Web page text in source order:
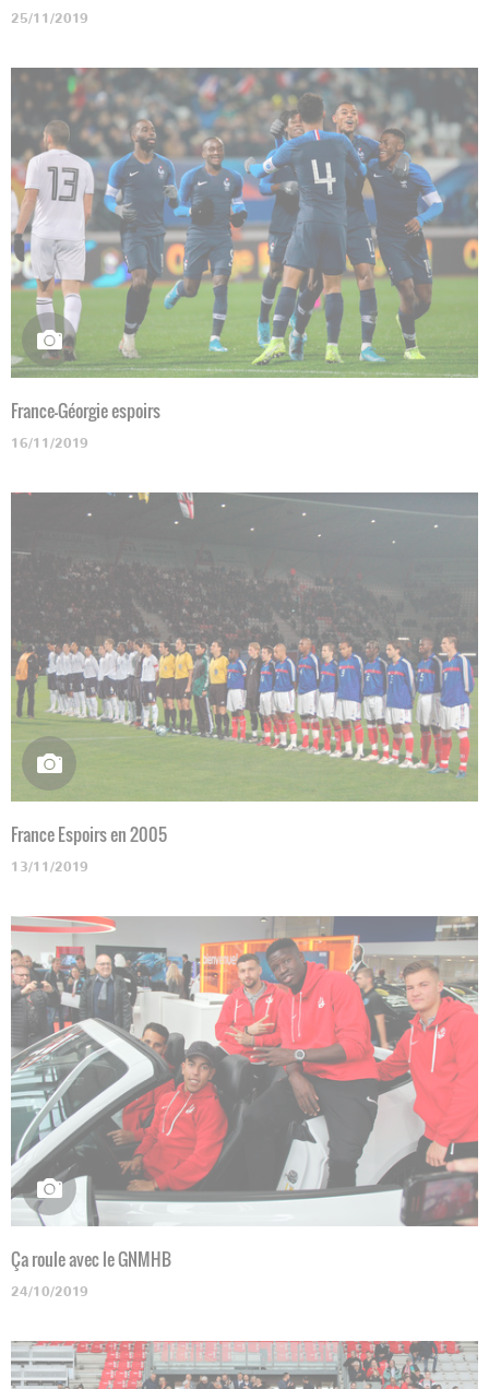
25/11/2019
France-Géorgie espoirs
16/11/2019
France Espoirs en 2005
13/11/2019
Ça roule avec le GNMHB
24/10/2019